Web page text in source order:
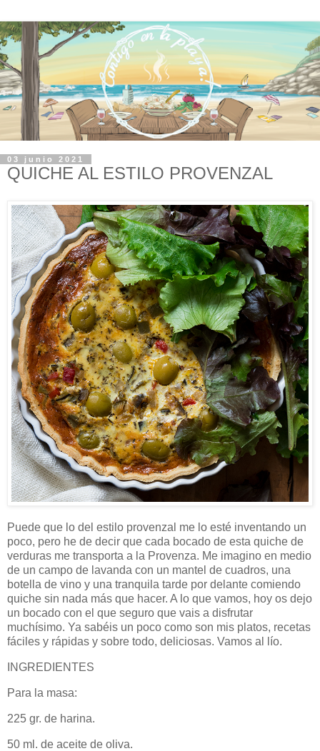
03 junio 2021
QUICHE AL ESTILO PROVENZAL
Puede que lo del estilo provenzal me lo esté inventando un
poco, pero he de decir que cada bocado de esta quiche de
verduras me transporta a la Provenza. Me imagino en medio
de un campo de lavanda con un mantel de cuadros, una
botella de vino y una tranquila tarde por delante comiendo
quiche sin nada más que hacer. A lo que vamos, hoy os dejo
un bocado con el que seguro que vais a disfrutar
muchísimo. Ya sabéis un poco como son mis platos, recetas
fáciles y rápidas y sobre todo, deliciosas. Vamos al lío.
INGREDIENTES
Para la masa:
225 gr. de harina.
50 ml. de aceite de oliva.